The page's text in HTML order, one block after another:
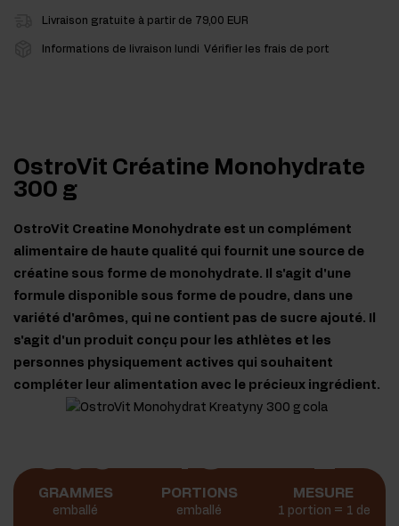
Livraison gratuite à partir de 79,00 EUR
Informations de livraison lundi Vérifier les frais de port
OstroVit Créatine Monohydrate
300 g
OstroVit Creatine Monohydrate est un complément
alimentaire de haute qualité qui fournit une source de
créatine sous forme de monohydrate. Il s'agit d'une
formule disponible sous forme de poudre, dans une
variété d'arômes, qui ne contient pas de sucre ajouté. Il
s'agit d'un produit conçu pour les athlètes et les
personnes physiquement actives qui souhaitent
compléter leur alimentation avec le précieux ingrédient.
300
GRAMMES
emballé
75
PORTIONS
emballé
1
MESURE
1 portion = 1 de